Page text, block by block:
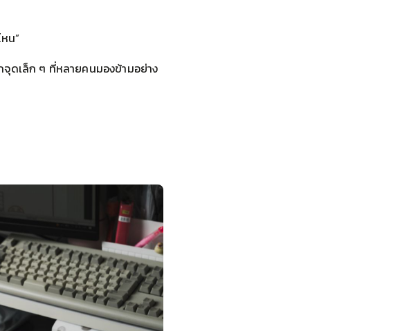
น”
จุดเล็ก ๆ ที่หลายคนมองข้ามอย่าง